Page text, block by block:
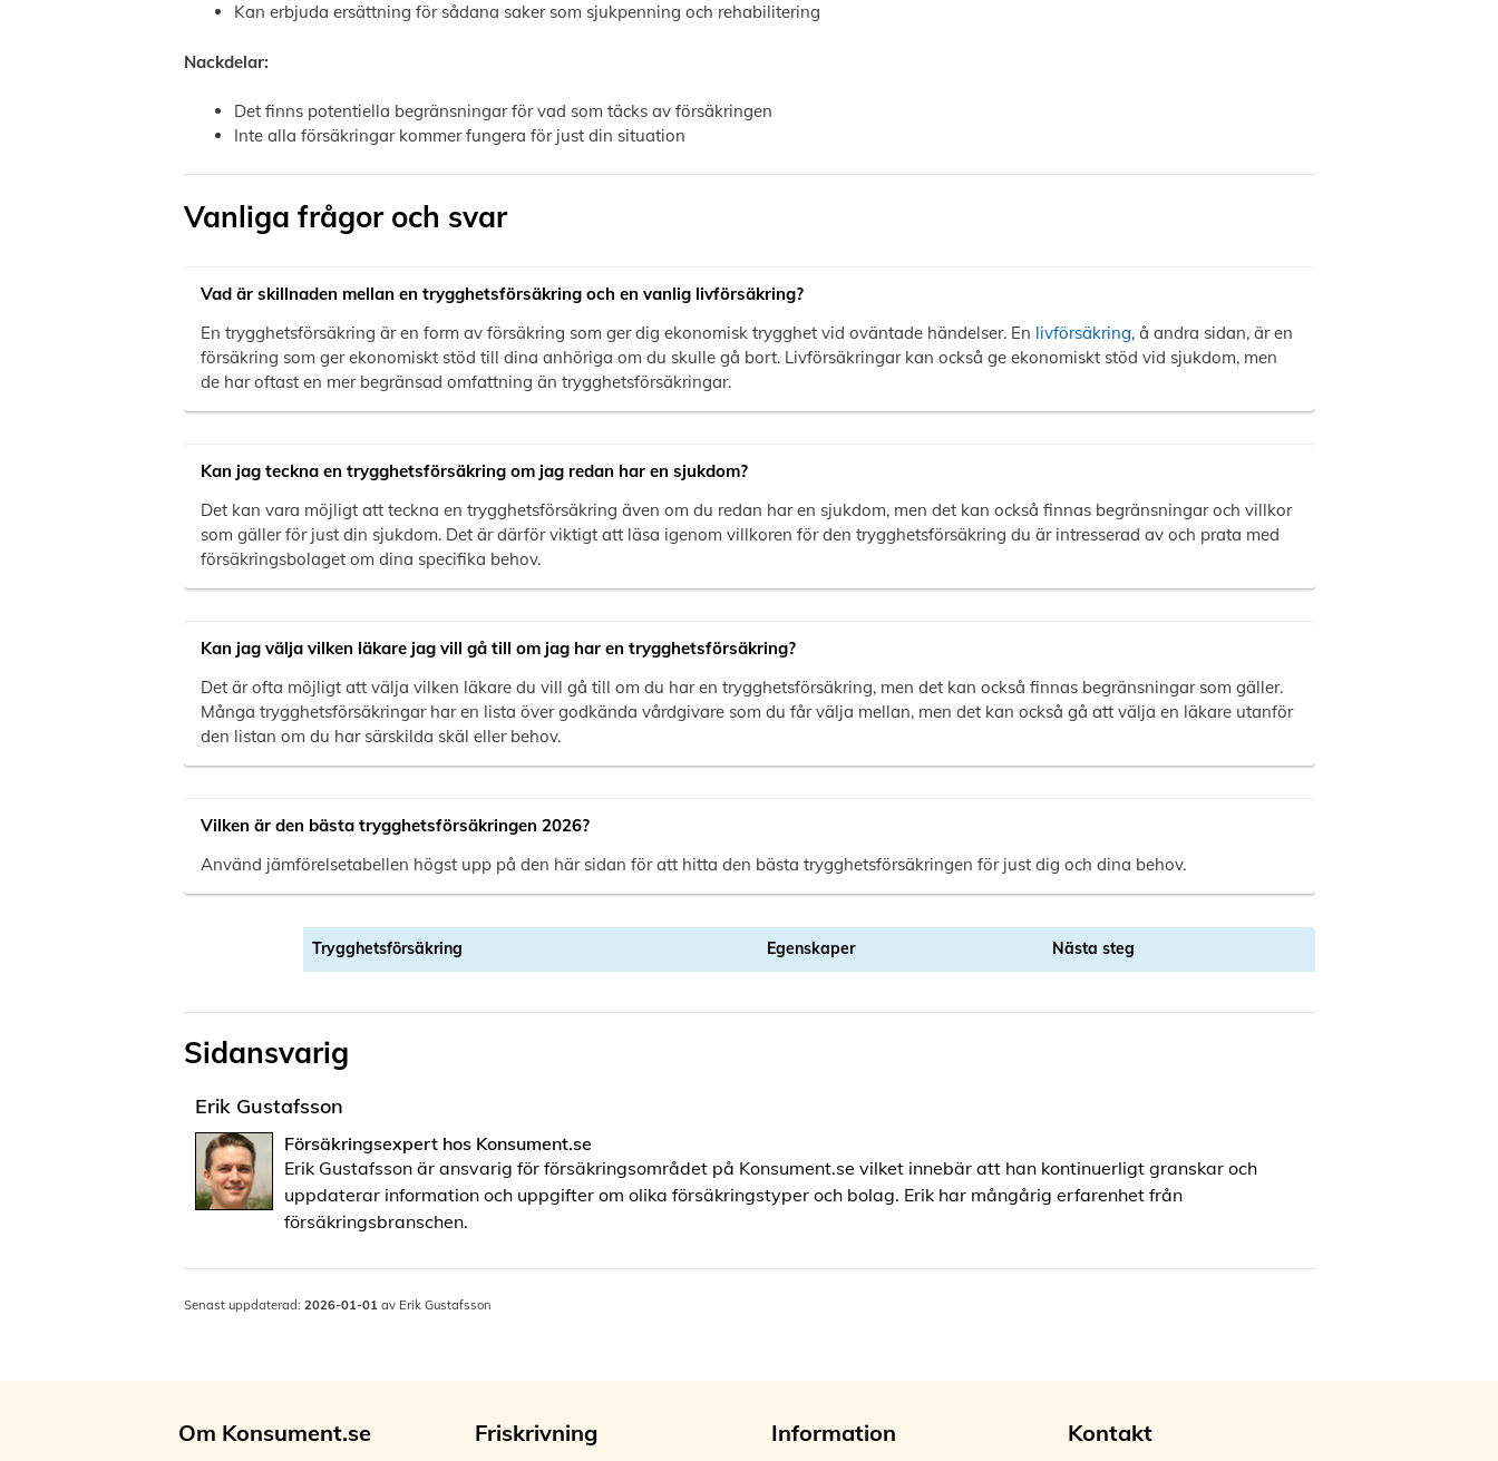
Kan erbjuda ersättning för sådana saker som sjukpenning och rehabilitering
Nackdelar:
Det finns potentiella begränsningar för vad som täcks av försäkringen
Inte alla försäkringar kommer fungera för just din situation
Vanliga frågor och svar
Vad är skillnaden mellan en trygghetsförsäkring och en vanlig livförsäkring?
En trygghetsförsäkring är en form av försäkring som ger dig ekonomisk trygghet vid oväntade händelser. En livförsäkring, å andra sidan, är en
försäkring som ger ekonomiskt stöd till dina anhöriga om du skulle gå bort. Livförsäkringar kan också ge ekonomiskt stöd vid sjukdom, men
de har oftast en mer begränsad omfattning än trygghetsförsäkringar.
Kan jag teckna en trygghetsförsäkring om jag redan har en sjukdom?
Det kan vara möjligt att teckna en trygghetsförsäkring även om du redan har en sjukdom, men det kan också finnas begränsningar och villkor
som gäller för just din sjukdom. Det är därför viktigt att läsa igenom villkoren för den trygghetsförsäkring du är intresserad av och prata med
försäkringsbolaget om dina specifika behov.
Kan jag välja vilken läkare jag vill gå till om jag har en trygghetsförsäkring?
Det är ofta möjligt att välja vilken läkare du vill gå till om du har en trygghetsförsäkring, men det kan också finnas begränsningar som gäller.
Många trygghetsförsäkringar har en lista över godkända vårdgivare som du får välja mellan, men det kan också gå att välja en läkare utanför
den listan om du har särskilda skäl eller behov.
Vilken är den bästa trygghetsförsäkringen 2026?
Använd jämförelsetabellen högst upp på den här sidan för att hitta den bästa trygghetsförsäkringen för just dig och dina behov.
Trygghetsförsäkring Egenskaper Nästa steg
Sidansvarig
Erik Gustafsson
Försäkringsexperthos Konsument.se
Erik Gustafsson är ansvarig för försäkringsområdet på Konsument.se vilket innebär att han kontinuerligt granskar och
uppdaterar information och uppgifter om olika försäkringstyper och bolag. Erik har mångårig erfarenhet från
försäkringsbranschen.
Senast uppdaterad: 2026-01-01av Erik Gustafsson
Om Konsument.se Friskrivning Information Kontakt